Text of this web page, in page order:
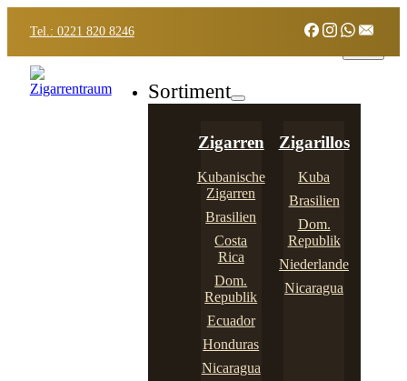
Tel.: 0221 820 8246
Sortiment
Zigarren
Kubanische
Zigarren
Brasilien
Costa
Rica
Dom.
Republik
Ecuador
Honduras
Nicaragua
Zigarillos
Kuba
Brasilien
Dom.
Republik
Niederlande
Nicaragua